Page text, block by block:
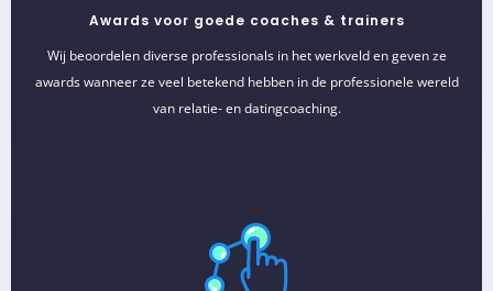
Awards voor goede coaches & trainers
Wij beoordelen diverse professionals in het werkveld en geven ze
awards wanneer ze veel betekend hebben in de professionele wereld
van relatie- en datingcoaching.